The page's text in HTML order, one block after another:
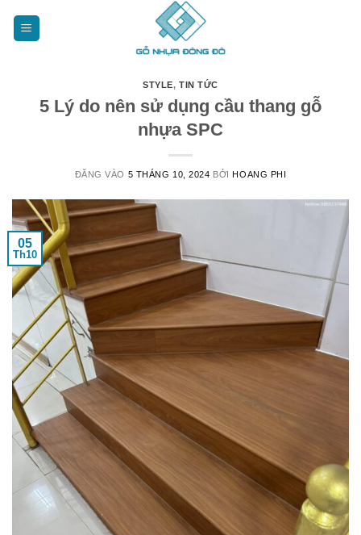
STYLE, TIN TỨC
5 Lý do nên sử dụng cầu thang gỗ
nhựa SPC
ĐĂNG VÀO 5 THÁNG 10, 2024 BỞIHOANG PHI
05
Th10